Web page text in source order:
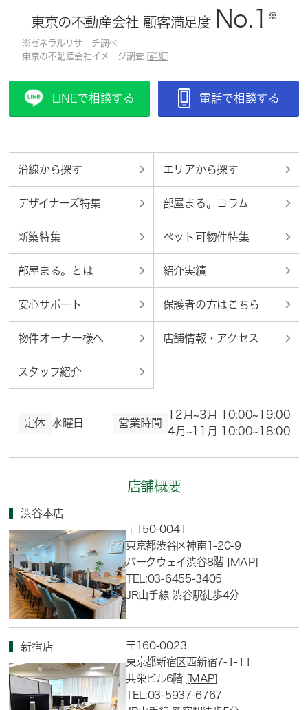
東京の不動産会社 顧客満足度 No.1 ※
※ゼネラルリサーチ調べ
東京の不動産会社イメージ調査 [詳細]
LINEで相談する 電話で相談する
沿線から探す エリアから探す
デザイナーズ特集 部屋まる。コラム
新築特集 ペット可物件特集
部屋まる。とは 紹介実績
安心サポート 保護者の方はこちら
物件オーナー様へ 店舗情報・アクセス
スタッフ紹介
定休 水曜日 営業時間
12月~3月 10:00~19:00
4月~11月 10:00~18:00
店舗概要
渋谷本店
〒150-0041
東京都渋谷区神南1-20-9
パークウェイ渋谷8階 [MAP]
TEL:03-6455-3405
JR山手線 渋谷駅徒歩4分
新宿店
〒160-0023
東京都新宿区西新宿7-1-11
共栄ビル6階 [MAP]
TEL:03-5937-6767